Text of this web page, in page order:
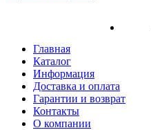
Главная
Каталог
Информация
Доставка и оплата
Гарантии и возврат
Контакты
О компании